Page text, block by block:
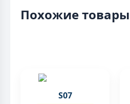
Похожие товары
S07